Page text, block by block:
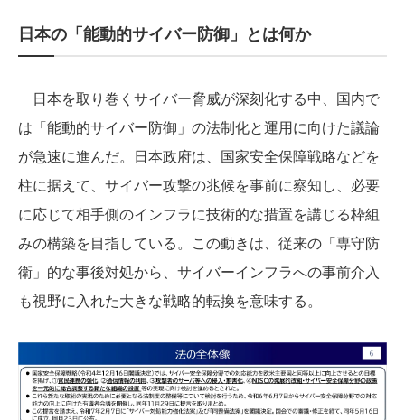
日本の「能動的サイバー防御」とは何か
日本を取り巻くサイバー脅威が深刻化する中、国内で
は「能動的サイバー防御」の法制化と運用に向けた議論
が急速に進んだ。日本政府は、国家安全保障戦略などを
柱に据えて、サイバー攻撃の兆候を事前に察知し、必要
に応じて相手側のインフラに技術的な措置を講じる枠組
みの構築を目指している。この動きは、従来の「専守防
衛」的な事後対処から、サイバーインフラへの事前介入
も視野に入れた大きな戦略的転換を意味する。